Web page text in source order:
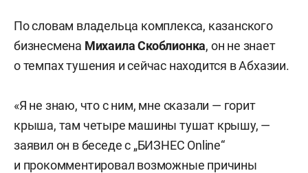
По словам владельца комплекса, казанского
бизнесмена Михаила Скоблионка, он не знает
о темпах тушения и сейчас находится в Абхазии.
«Я не знаю, что с ним, мне сказали — горит
крыша, там четыре машины тушат крышу, —
заявил он в беседе с „БИЗНЕС Online“
и прокомментировал возможные причины